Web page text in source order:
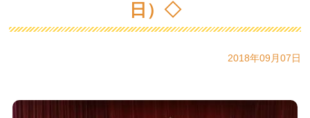
日）◇
2018年09月07日